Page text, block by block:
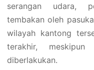
serangan udara,
tembakan oleh
wilayah kantong
terakhir,
diberlakukan.